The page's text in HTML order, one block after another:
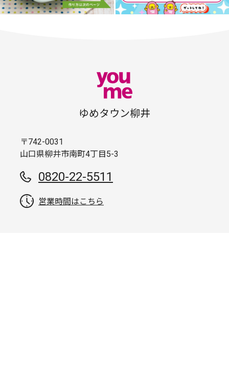
ゆめタウン柳井
〒742-0031
山口県柳井市南町4丁目5-3
0820-22-5511
営業時間はこちら